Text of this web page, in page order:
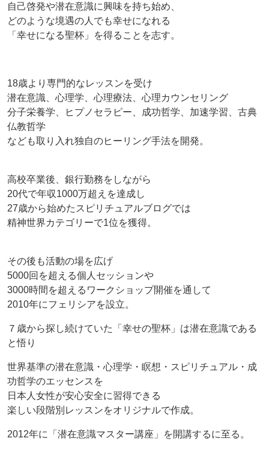
自己啓発や潜在意識に興味を持ち始め、
どのような境遇の人でも幸せになれる
「幸せになる聖杯」を得ることを志す。
18歳より専門的なレッスンを受け
潜在意識、心理学、心理療法、心理カウンセリング
分子栄養学、ヒプノセラピー、成功哲学、加速学習、古典
仏教哲学
なども取り入れ独自のヒーリング手法を開発。
高校卒業後、銀行勤務をしながら
20代で年収1000万超えを達成し
27歳から始めたスピリチュアルブログでは
精神世界カテゴリーで1位を獲得。
その後も活動の場を広げ
5000回を超える個人セッションや
3000時間を超えるワークショップ開催を通して
2010年にフェリシアを設立。
７歳から探し続けていた「幸せの聖杯」は潜在意識である
と悟り
世界基準の潜在意識・心理学・瞑想・スピリチュアル・成
功哲学のエッセンスを
日本人女性が安心安全に習得できる
楽しい段階別レッスンをオリジナルで作成。
2012年に「潜在意識マスター講座」を開講するに至る。